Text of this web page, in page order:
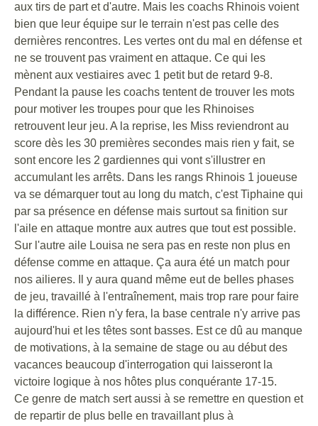
aux tirs de part et d'autre. Mais les coachs Rhinois voient
bien que leur équipe sur le terrain n'est pas celle des
dernières rencontres. Les vertes ont du mal en défense et
ne se trouvent pas vraiment en attaque. Ce qui les
mènent aux vestiaires avec 1 petit but de retard 9-8.
Pendant la pause les coachs tentent de trouver les mots
pour motiver les troupes pour que les Rhinoises
retrouvent leur jeu. A la reprise, les Miss reviendront au
score dès les 30 premières secondes mais rien y fait, se
sont encore les 2 gardiennes qui vont s'illustrer en
accumulant les arrêts. Dans les rangs Rhinois 1 joueuse
va se démarquer tout au long du match, c'est Tiphaine qui
par sa présence en défense mais surtout sa finition sur
l'aile en attaque montre aux autres que tout est possible.
Sur l'autre aile Louisa ne sera pas en reste non plus en
défense comme en attaque. Ça aura été un match pour
nos ailieres. Il y aura quand même eut de belles phases
de jeu, travaillé à l'entraînement, mais trop rare pour faire
la différence. Rien n'y fera, la base centrale n'y arrive pas
aujourd'hui et les têtes sont basses. Est ce dû au manque
de motivations, à la semaine de stage ou au début des
vacances beaucoup d'interrogation qui laisseront la
victoire logique à nos hôtes plus conquérante 17-15.
Ce genre de match sert aussi à se remettre en question et
de repartir de plus belle en travaillant plus à